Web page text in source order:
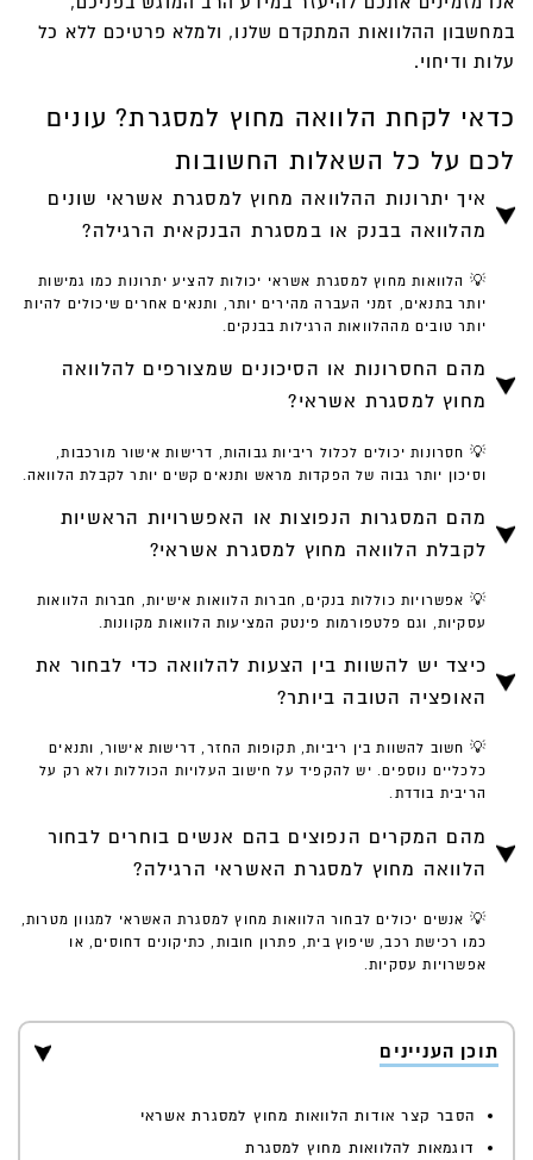
במחשבון ההלוואות המתקדם שלנו, ולמלא פרטיכם ללא כל
עלות ודיחוי.
כדאי לקחת הלוואה מחוץ למסגרת? עונים
לכם על כל השאלות החשובות
איך יתרונות ההלוואה מחוץ למסגרת אשראי שונים
מהלוואה בבנק או במסגרת הבנקאית הרגילה?
💡 הלוואות מחוץ למסגרת אשראי יכולות להציע יתרונות כמו גמישות
יותר בתנאים, זמני העברה מהירים יותר, ותנאים אחרים שיכולים להיות
יותר טובים מההלוואות הרגילות בבנקים.
מהם החסרונות או הסיכונים שמצורפים להלוואה
מחוץ למסגרת אשראי?
💡 חסרונות יכולים לכלול ריביות גבוהות, דרישות אישור מורכבות,
וסיכון יותר גבוה של הפקדות מראש ותנאים קשים יותר לקבלת הלוואה.
מהם המסגרות הנפוצות או האפשרויות הראשיות
לקבלת הלוואה מחוץ למסגרת אשראי?
💡 אפשרויות כוללות בנקים, חברות הלוואות אישיות, חברות הלוואות
עסקיות, וגם פלטפורמות פינטק המציעות הלוואות מקוונות.
כיצד יש להשוות בין הצעות להלוואה כדי לבחור את
האופציה הטובה ביותר?
💡 חשוב להשוות בין ריביות, תקופות החזר, דרישות אישור, ותנאים
כלכליים נוספים. יש להקפיד על חישוב העלויות הכוללות ולא רק על
הריבית בודדת.
מהם המקרים הנפוצים בהם אנשים בוחרים לבחור
הלוואה מחוץ למסגרת האשראי הרגילה?
💡 אנשים יכולים לבחור הלוואות מחוץ למסגרת האשראי למגוון מטרות,
כמו רכישת רכב, שיפוץ בית, פתרון חובות, כתיקונים דחוסים, או
אפשרויות עסקיות.
תוכן העניינים
הסבר קצר אודות הלוואות מחוץ למסגרת אשראי
דוגמאות להלוואות מחוץ למסגרת